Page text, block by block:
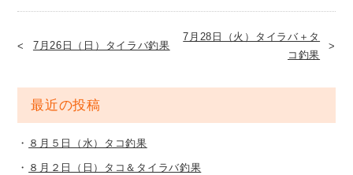
7月26日（日）タイラバ釣果
7月28日（火）タイラバ＋タ
コ釣果
最近の投稿
８月５日（水）タコ釣果
８月２日（日）タコ＆タイラバ釣果